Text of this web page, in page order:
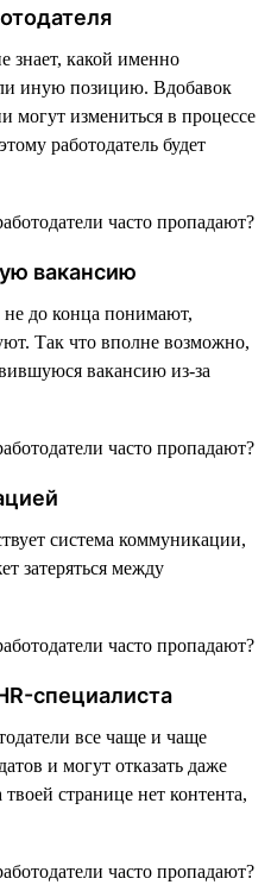
знает, какой именно
иную позицию. Вдобавок
могут измениться в процессе
работодатель будет
вакансию
до конца понимают,
Так что вполне возможно,
вакансию из-за
система коммуникации,
затеряться между
специалиста
все чаще и чаще
и могут отказать даже
странице нет контента,